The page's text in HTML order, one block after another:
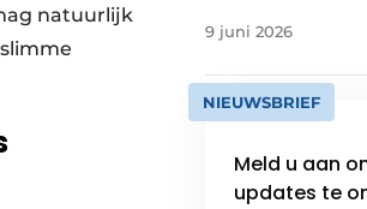
natuurlijk
9 juni 2026
NIEUWSBRIEF
Meld u aan
updates te